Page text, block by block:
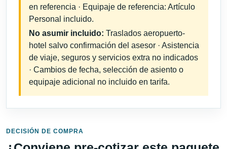
en referencia · Equipaje de referencia: Artículo
Personal incluido.
No asumir incluido: Traslados aeropuerto-
hotel salvo confirmación del asesor · Asistencia
de viaje, seguros y servicios extra no indicados
· Cambios de fecha, selección de asiento o
equipaje adicional no incluido en tarifa.
DECISIÓN DE COMPRA